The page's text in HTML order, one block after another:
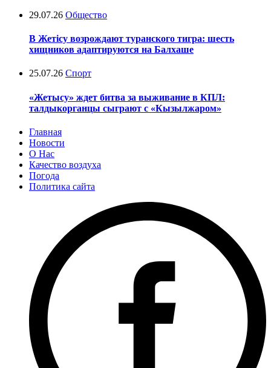
29.07.26 Общество
В Жетісу возрождают туранского тигра: шесть
хищников адаптируются на Балхаше
25.07.26 Спорт
«Жетысу» ждет битва за выживание в КПЛ:
талдыкорганцы сыграют с «Кызылжаром»
Главная
Новости
О Нас
Качество воздуха
Погода
Политика сайта